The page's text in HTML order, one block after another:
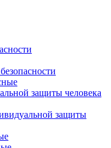
защиты человека
защиты